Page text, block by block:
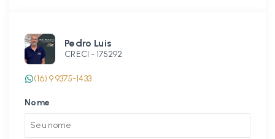
Pedro Luis
CRECI - 175292
(16) 9 9375-1433
Nome